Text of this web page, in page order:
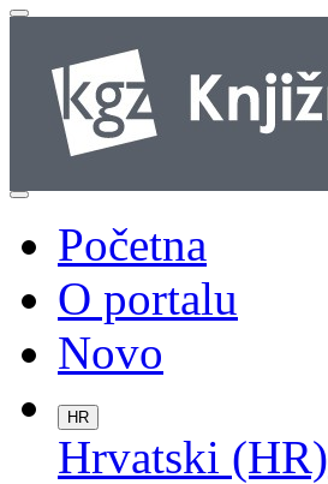
Početna
O portalu
Novo
HR
Hrvatski (HR)